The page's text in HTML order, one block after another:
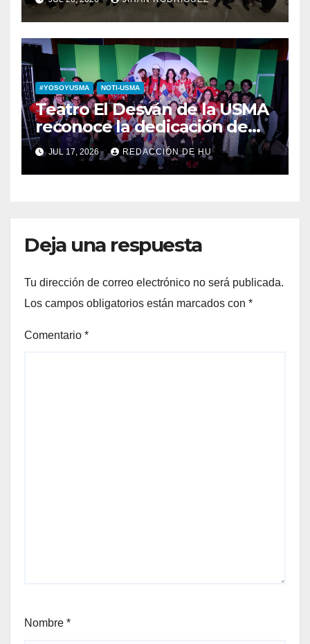
diputada invitada
#YOSOYUSMA NOTI-USMA
Teatro El Desván de la USMA
reconoce la dedicación de
sus estudiantes en su 43
aniversario
JUL 17, 2026 REDACCIÓN DE HU
Deja una respuesta
Tu dirección de correo electrónico no será publicada.
Los campos obligatorios están marcados con *
Comentario *
Nombre *